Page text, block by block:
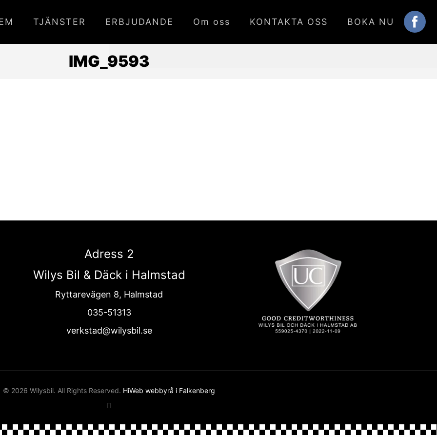
TJÄNSTER ERBJUDANDE Om oss KONTAKTA OSS BOKA NU
IMG_9593
Adress 2
Wilys Bil & Däck i Halmstad
Ryttarevägen 8, Halmstad
035-51313
verkstad@wilysbil.se
© 2026 Wilysbil. All Rights Reserved. HiWeb webbyrå i Falkenberg